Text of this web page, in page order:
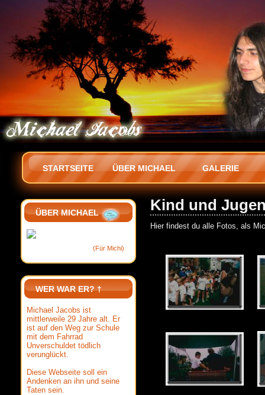
STARTSEITE ÜBER MICHAEL GALERIE
Kind und
Hier findest du alle Fotos, als
ÜBER MICHAEL
(Für Michi)
WER WAR ER? †
Michael Jacobs ist
mittlerweile 29 Jahre alt. Er
ist auf den Weg zur Schule
mit dem Fahrrad
Unverschuldet tödlich
verunglückt.
Diese Webseite soll ein
Andenken an ihn und seine
Taten sein.